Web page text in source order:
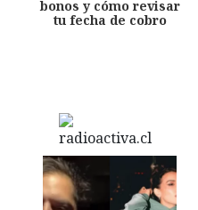
bonos y cómo revisar
tu fecha de cobro